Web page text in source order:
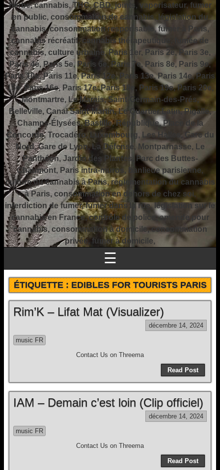
herbe, cannabis, THC, CBD, joints, vaporisateur, fumer
en public, consommation de cannabis, législation du
cannabis, consommation responsable, fumer à Paris,
cannabis récréatif, cannabis thérapeutique, fumée de
cannabis, culture urbaine, Paris 1er, Paris 2e, Paris 3e,
Paris 4e, Paris 5e, Paris 6e, Paris 7e, Paris 8e, Paris 9e,
Paris 10e, Paris 11e, Paris 12e, Paris 13e, Paris 14e, Paris
15e, Paris 16e, Paris 17e, Paris 18e, Paris 19e, Paris 20e,
Montmartre, Le Marais, Saint-Germain-des-Prés,
Belleville, Canal Saint-Martin, Le Quartier Latin, Pigalle,
Champs-Élysées, Bastille, République, Place de la
Concorde, Trocadéro, Luxembourg, Les Halles, Gare du
Nord, Gare de Lyon, La Défense, Montparnasse, Le
Panthéon, Jardin des Plantes, Parc des Buttes-
Chaumont, Paris intra-muros, banlieue parisienne,
culture du cannabis à Paris, réglementation du cannabis
à Paris, consommation en dehors de chez soi,
interdiction de fumer, fumer dans la rue, législation sur le
cannabis en France, contrôle de police, amende pour
cannabis, consommation à domicile, consommation
privée, fumer à domicile,
☰
ÉTIQUETTE :EDIBLES FOR TOURISTS PARIS
Rim’K – Lifat Mat (Visualizer)
décembre 14, 2024
music FR
Contact Us on Threema
Read Post
IAM – Demain c’est loin (Clip officiel)
décembre 14, 2024
music FR
Contact Us on Threema
Read Post